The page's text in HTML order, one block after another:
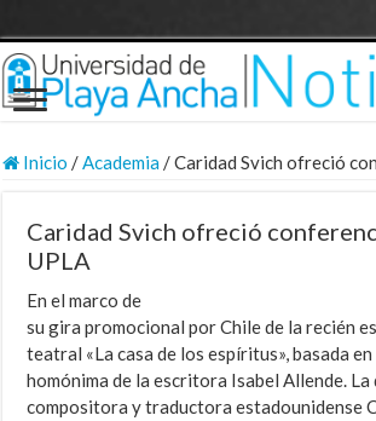
Inicio /Academia/Caridad Svich ofreció
Caridad Svich ofreció
UPLA
En el marco de
su gira promocional por Chile de la recién
teatral «La casa de los espíritus», basada
homónima de la escritora Isabel Allende.
compositora y traductora estadounidense